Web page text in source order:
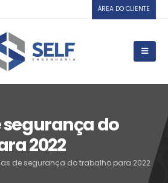
ÁREA DO CLIENTE
segurança do
2022
de segurança do trabalho para 2022